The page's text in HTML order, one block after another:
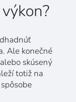
Ale konečné
skúsený
totiž na